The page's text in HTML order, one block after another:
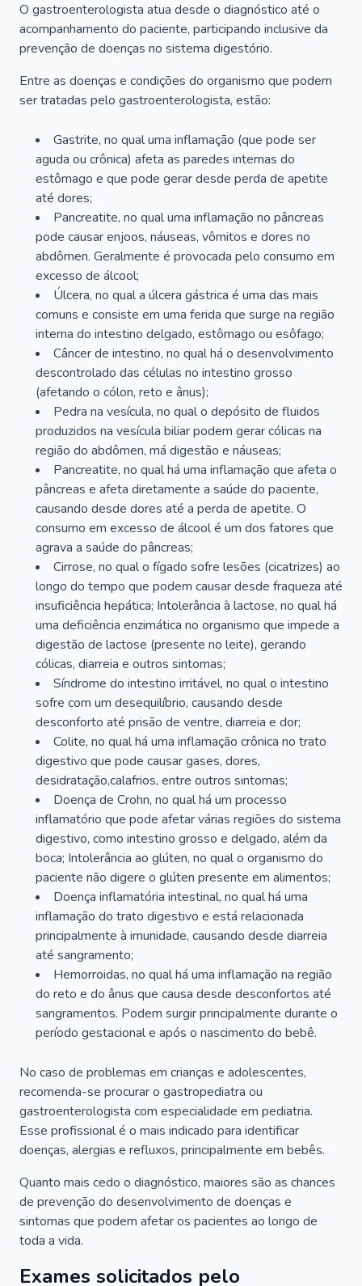
O gastroenterologista atua desde o diagnóstico até o
acompanhamento do paciente, participando inclusive da
prevenção de doenças no sistema digestório.
Entre as doenças e condições do organismo que podem
ser tratadas pelo gastroenterologista, estão:
Gastrite, no qual uma inflamação (que pode ser
aguda ou crônica) afeta as paredes internas do
estômago e que pode gerar desde perda de apetite
até dores;
Pancreatite, no qual uma inflamação no pâncreas
pode causar enjoos, náuseas, vômitos e dores no
abdômen. Geralmente é provocada pelo consumo em
excesso de álcool;
Úlcera, no qual a úlcera gástrica é uma das mais
comuns e consiste em uma ferida que surge na região
interna do intestino delgado, estômago ou esôfago;
Câncer de intestino, no qual há o desenvolvimento
descontrolado das células no intestino grosso
(afetando o cólon, reto e ânus);
Pedra na vesícula, no qual o depósito de fluidos
produzidos na vesícula biliar podem gerar cólicas na
região do abdômen, má digestão e náuseas;
Pancreatite, no qual há uma inflamação que afeta o
pâncreas e afeta diretamente a saúde do paciente,
causando desde dores até a perda de apetite. O
consumo em excesso de álcool é um dos fatores que
agrava a saúde do pâncreas;
Cirrose, no qual o fígado sofre lesões (cicatrizes) ao
longo do tempo que podem causar desde fraqueza até
insuficiência hepática; Intolerância à lactose, no qual há
uma deficiência enzimática no organismo que impede a
digestão de lactose (presente no leite), gerando
cólicas, diarreia e outros sintomas;
Síndrome do intestino irritável, no qual o intestino
sofre com um desequilíbrio, causando desde
desconforto até prisão de ventre, diarreia e dor;
Colite, no qual há uma inflamação crônica no trato
digestivo que pode causar gases, dores,
desidratação,calafrios, entre outros sintomas;
Doença de Crohn, no qual há um processo
inflamatório que pode afetar várias regiões do sistema
digestivo, como intestino grosso e delgado, além da
boca; Intolerância ao glúten, no qual o organismo do
paciente não digere o glúten presente em alimentos;
Doença inflamatória intestinal, no qual há uma
inflamação do trato digestivo e está relacionada
principalmente à imunidade, causando desde diarreia
até sangramento;
Hemorroidas, no qual há uma inflamação na região
do reto e do ânus que causa desde desconfortos até
sangramentos. Podem surgir principalmente durante o
período gestacional e após o nascimento do bebê.
No caso de problemas em crianças e adolescentes,
recomenda-se procurar o gastropediatra ou
gastroenterologista com especialidade em pediatria.
Esse profissional é o mais indicado para identificar
doenças, alergias e refluxos, principalmente em bebês.
Quanto mais cedo o diagnóstico, maiores são as chances
de prevenção do desenvolvimento de doenças e
sintomas que podem afetar os pacientes ao longo de
toda a vida.
Exames solicitados pelo